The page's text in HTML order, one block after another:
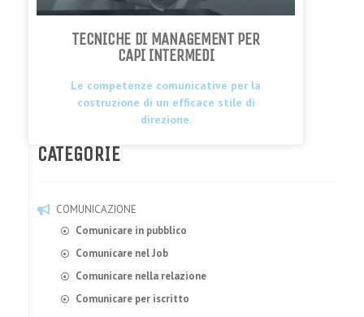
TECNICHE DI MANAGEMENT PER
CAPI INTERMEDI
Le competenze comunicative per la
costruzione di un efficace stile di
direzione.
CATEGORIE
COMUNICAZIONE
Comunicare in pubblico
Comunicare nel Job
Comunicare nella relazione
Comunicare per iscritto